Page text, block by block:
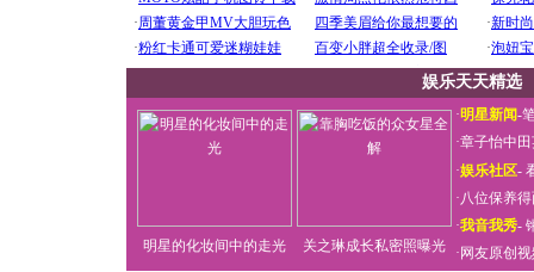
娱乐天天精选
明星的化妆间中的走光 关之琳成长私密照曝光
·明星新闻-
·章子怡中
·娱乐社区-
·八位保养
·我音我秀-
· 网友原创